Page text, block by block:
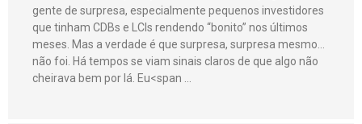
gente de surpresa, especialmente pequenos investidores
que tinham CDBs e LCIs rendendo “bonito” nos últimos
meses. Mas a verdade é que surpresa, surpresa mesmo…
não foi. Há tempos se viam sinais claros de que algo não
cheirava bem por lá. Eu<span …